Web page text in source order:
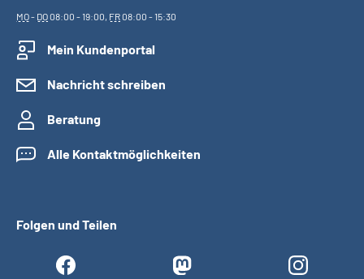
MO- DO08:00 - 19:00, FR08:00 - 15:30
Mein Kundenportal
Nachricht schreiben
Beratung
Alle Kontaktmöglichkeiten
Folgen und Teilen